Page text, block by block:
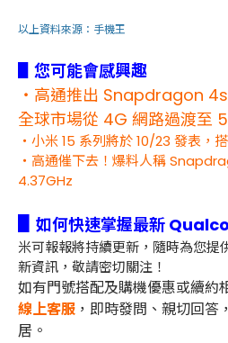
以上資料來源： 手機王
▋您可能會感興趣
・高通推出 Snapdragon
全球市場從 4G 網路過渡至
・小米 15 系列將於 10/23 發表，
・高通催下去！爆料人稱
4.37GHz
如何快速掌握最新
米可報報將持續更新，隨時為您提
新資訊，敬請密切關注！
如有門號搭配及購機優惠或續約
線上客服 ，即時發問、親切回
居。